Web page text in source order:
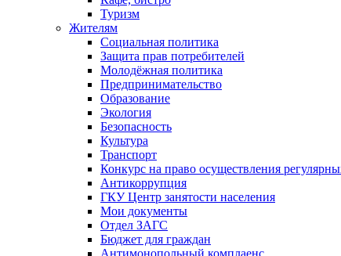
Туризм
Жителям
Социальная политика
Защита прав потребителей
Молодёжная политика
Предпринимательство
Образование
Экология
Безопасность
Культура
Транспорт
Конкурс на право осуществления
Антикоррупция
ГКУ Центр занятости населения
Мои документы
Отдел ЗАГС
Бюджет для граждан
Антимонопольный комплаенс